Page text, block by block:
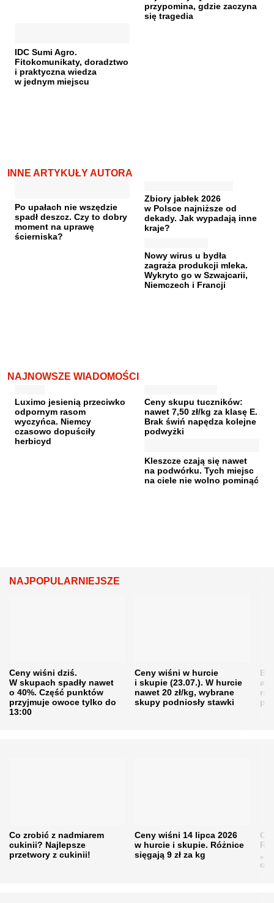
przypomina, gdzie zaczyna
się tragedia
IDC Sumi Agro.
Fitokomunikaty, doradztwo
i praktyczna wiedza
w jednym miejscu
INNE ARTYKUŁY AUTORA
Po upałach nie wszędzie
spadł deszcz. Czy to dobry
moment na uprawę
ścierniska?
Zbiory jabłek 2026
w Polsce najniższe od
dekady. Jak wypadają inne
kraje?
Nowy wirus u bydła
zagraża produkcji mleka.
Wykryto go w Szwajcarii,
Niemczech i Francji
NAJNOWSZE WIADOMOŚCI
Luximo jesienią przeciwko
odpornym rasom
wyczyńca. Niemcy
czasowo dopuściły
herbicyd
Ceny skupu tuczników:
nawet 7,50 zł/kg za klasę E.
Brak świń napędza kolejne
podwyżki
Kleszcze czają się nawet
na podwórku. Tych miejsc
na ciele nie wolno pominąć
NAJPOPULARNIEJSZE
Ceny wiśni dziś.
W skupach spadły nawet
o 40%. Część punktów
przyjmuje owoce tylko do
13:00
Ceny wiśni w hurcie
i skupie (23.07.). W hurcie
nawet 20 zł/kg, wybrane
skupy podniosły stawki
Co zrobić z nadmiarem
cukinii? Najlepsze
przetwory z cukinii!
Ceny wiśni 14 lipca 2026
w hurcie i skupie. Różnice
sięgają 9 zł za kg